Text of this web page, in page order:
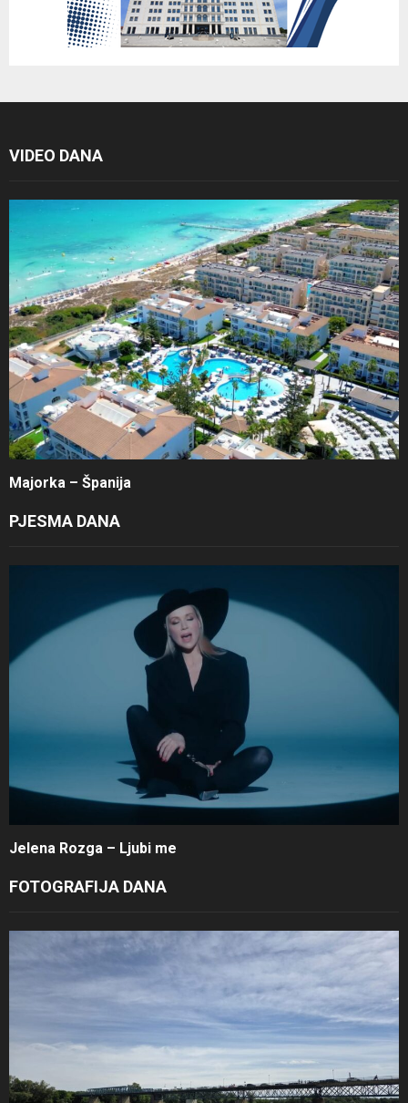
VIDEO DANA
Majorka – Španija
PJESMA DANA
Jelena Rozga – Ljubi me
FOTOGRAFIJA DANA